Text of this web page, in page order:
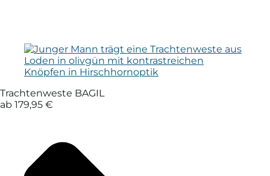
Trachtenweste BAGIL
ab 179,95 €